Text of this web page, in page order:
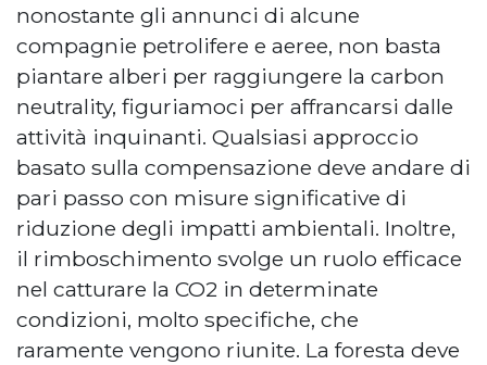
nonostante gli annunci di alcune
compagnie petrolifere e aeree, non basta
piantare alberi per raggiungere la carbon
neutrality, figuriamoci per affrancarsi dalle
attività inquinanti. Qualsiasi approccio
basato sulla compensazione deve andare di
pari passo con misure significative di
riduzione degli impatti ambientali. Inoltre,
il rimboschimento svolge un ruolo efficace
nel catturare la CO2 in determinate
condizioni, molto specifiche, che
raramente vengono riunite. La foresta deve